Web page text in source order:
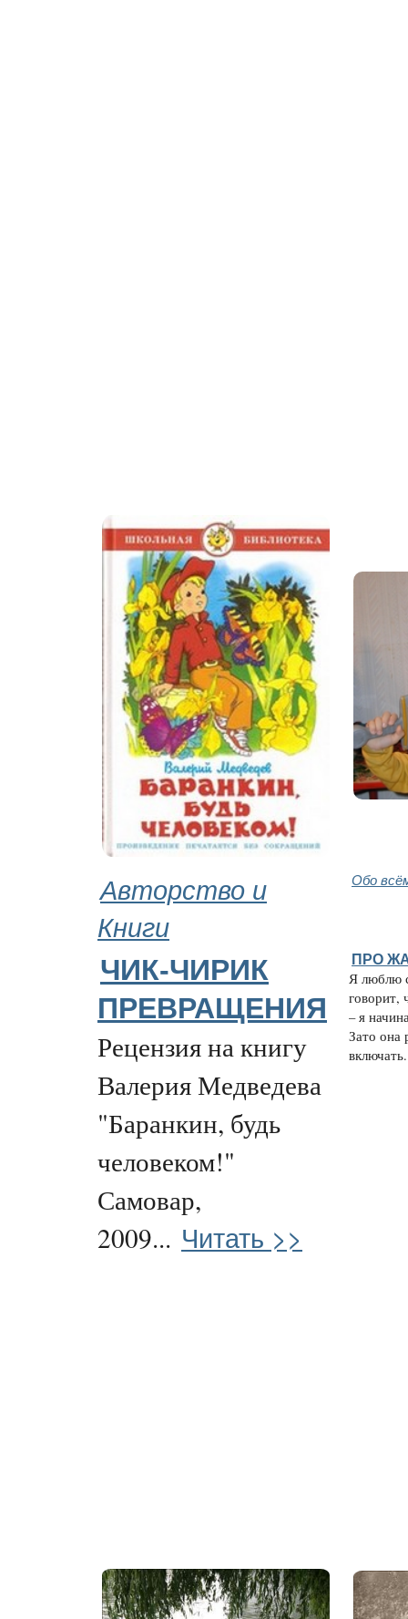
Авторство и
Книги
Обо
ЧИК-ЧИРИК
ПРЕВРАЩЕНИЯ
Рецензия на книгу
Валерия Медведева
"Баранкин, будь
человеком!"
Самовар,
2009... Читать >>
ПРО
Я люблю
говорит,
– я
Зато она